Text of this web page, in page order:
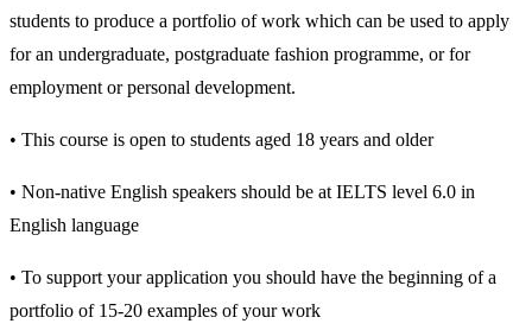
students to produce a portfolio of work which can be used to apply
for an undergraduate, postgraduate fashion programme, or for
employment or personal development.
• This course is open to students aged 18 years and older
• Non-native English speakers should be at IELTS level 6.0 in
English language
• To support your application you should have the beginning of a
portfolio of 15-20 examples of your work